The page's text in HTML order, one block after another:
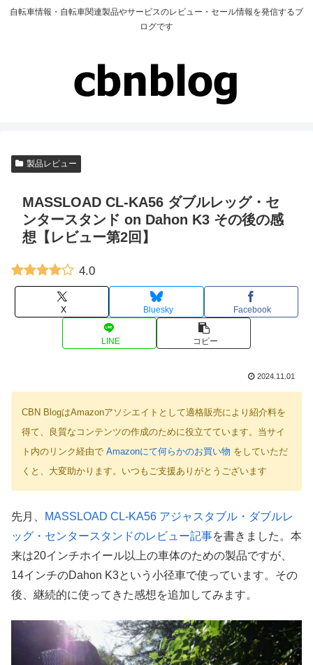
自転車情報・自転車関連製品やサービスのレビュー・セール情報を発信するブ
ログです
製品レビュー
MASSLOAD CL-KA56 ダブルレッグ・セ
ンタースタンド on Dahon K3 その後の感
想【レビュー第2回】
4.0
X Bluesky Facebook
LINE コピー
2024.11.01
CBN BlogはAmazonアソシエイトとして適格販売により紹介料を
得て、良質なコンテンツの作成のために役立てています。当サイ
ト内のリンク経由で Amazonにて何らかのお買い物 をしていただ
くと、大変助かります。いつもご支援ありがとうございます
先月、
MASSLOAD CL-KA56 アジャスタブル・ダブルレ
ッグ・センタースタンドのレビュー記事を書きました。本
来は20インチホイール以上の車体のための製品ですが、
14インチのDahon K3という小径車で使っています。その
後、継続的に使ってきた感想を追加してみます。